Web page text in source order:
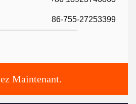
86-755-27253399
Maintenant.